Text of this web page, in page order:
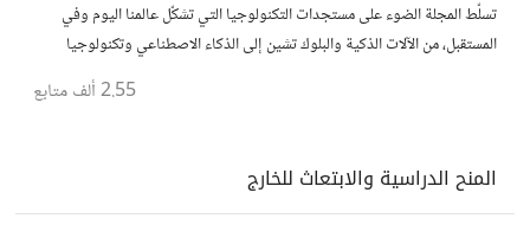
تسلّط المجلة الضوء على مستجدات التكنولوجيا التي تشكّل عالمنا اليوم وفي
المستقبل، من الآلات الذكية والبلوك تشين إلى الذكاء الاصطناعي وتكنولوجيا
2.55 ألف متابع
المنح الدراسية والابتعاث للخارج